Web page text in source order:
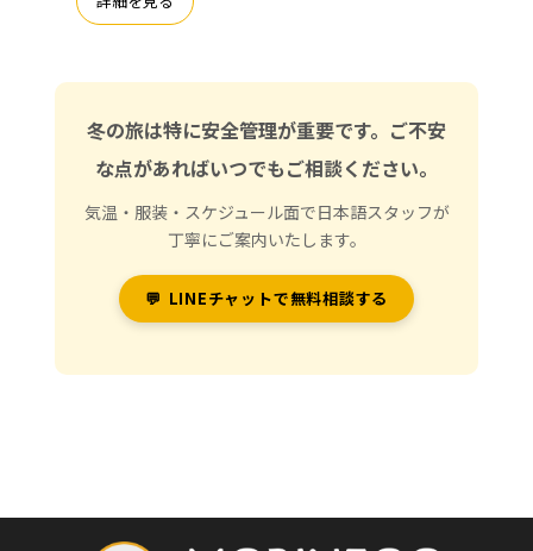
冬の旅は特に安全管理が重要です。ご不安
な点があればいつでもご相談ください。
気温・服装・スケジュール面で日本語スタッフが
丁寧にご案内いたします。
💬 LINEチャットで無料相談する